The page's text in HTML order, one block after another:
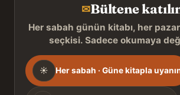
✉Bültene
Her sabah günün kitabı, her
seçkisi. Sadece okumaya
Gönderim
sıklığı
☀ Her sabah · Güne kitapla